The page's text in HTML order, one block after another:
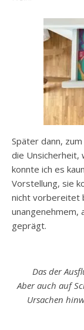
Später dann,
die Unsicherheit,
konnte ich es
Vorstellung, sie
nicht vorbereitet
unangenehmem,
geprägt.
Das der
Aber auch auf
Ursachen